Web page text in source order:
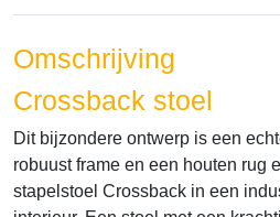
Omschrijving
Crossback stoel
Dit bijzondere ontwerp is een
robuust frame en een houten rug
stapelstoel Crossback in een